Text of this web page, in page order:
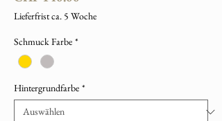
Lieferfrist ca. 5 Woche
Schmuck Farbe *
Hintergrundfarbe *